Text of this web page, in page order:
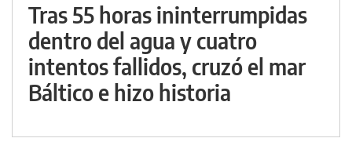
Tras 55 horas ininterrumpidas
dentro del agua y cuatro
intentos fallidos, cruzó el mar
Báltico e hizo historia